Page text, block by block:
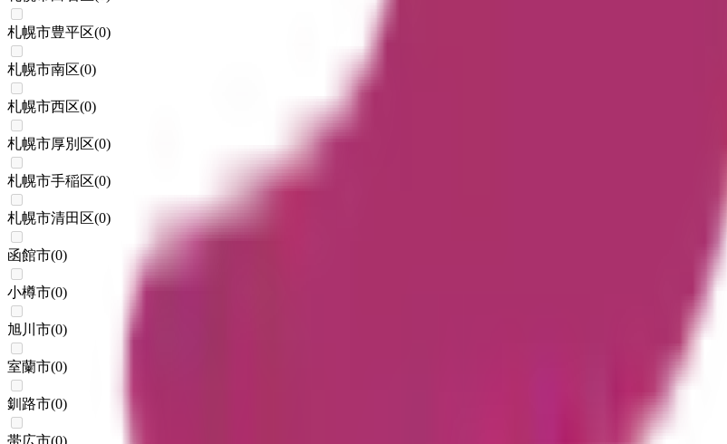
札幌市豊平区(0)
札幌市南区(0)
札幌市西区(0)
札幌市厚別区(0)
札幌市手稲区(0)
札幌市清田区(0)
函館市(0)
小樽市(0)
旭川市(0)
室蘭市(0)
釧路市(0)